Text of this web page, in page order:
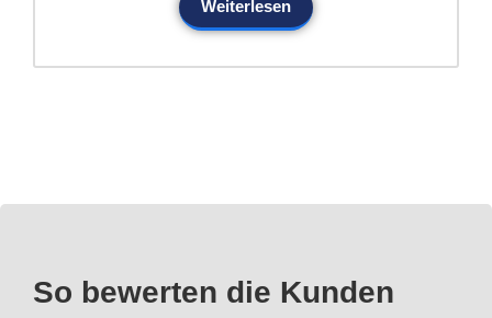
Weiterlesen
So bewerten die Kunden